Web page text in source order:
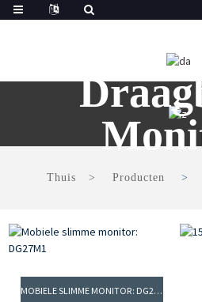
Thuis Producten
MOBIELE SLIMME MONITOR: DG27M1